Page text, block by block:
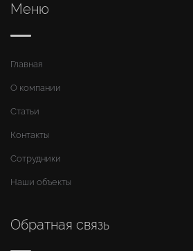
Меню
Главная
О компании
Статьи
Контакты
Сотрудники
Наши объекты
Обратная связь